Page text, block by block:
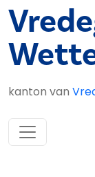
kanton van